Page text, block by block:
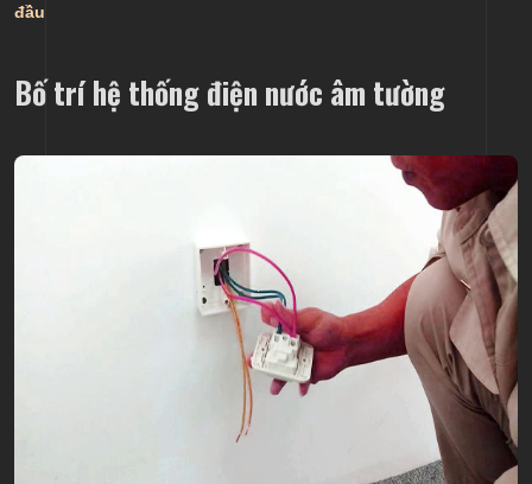
đầu
Bố trí hệ thống điện nước âm tường